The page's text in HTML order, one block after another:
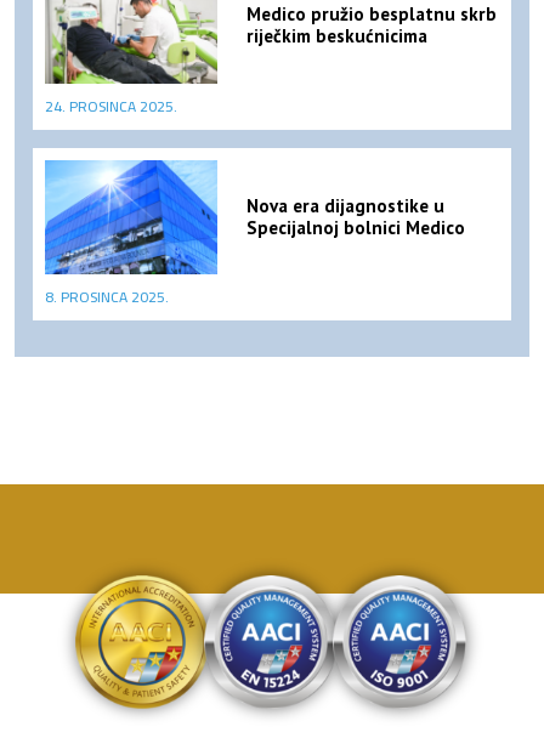
Medico pružio besplatnu skrb
riječkim beskućnicima
24. PROSINCA 2025.
Nova era dijagnostike u
Specijalnoj bolnici Medico
8. PROSINCA 2025.